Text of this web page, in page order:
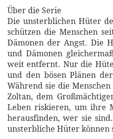
Über die Serie
Die unsterblichen Hüter
schützen die Menschen
Dämonen der Angst. Die
und Dämonen
weit entfernt. Nur die
und den bösen Plänen
Während sie die
Zoltan, dem
Leben riskieren, um ihre
herausfinden, wer sie
unsterbliche Hüter können